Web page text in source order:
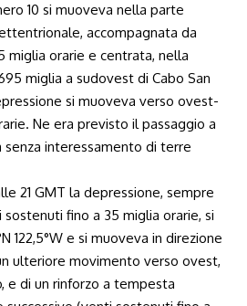
10 si muoveva nella parte
accompagnata da
miglia orarie e centrata, nella
miglia a sudovest di Cabo San
si muoveva verso ovest-
Ne era previsto il passaggio a
interessamento di terre
21 GMT la depressione, sempre
fino a 35 miglia orarie, si
122,5°W e si muoveva in direzione
ulteriore movimento verso ovest,
e di un rinforzo a tempesta